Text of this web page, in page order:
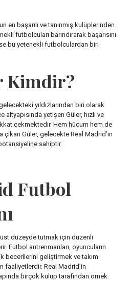
en başarılı ve tanınmış kulüplerinden
futbolcuları barındırarak başarısını
bu yetenekli futbolculardan biri
Kimdir?
yıldızlarından biri olarak
yetişen Güler, hızlı ve
çekmektedir. Hem hücum hem de
Güler, gelecekte Real Madrid’in
sahiptir.
Futbol
düzeyde tutmak için düzenli
Futbol antrenmanları, oyuncuların
becerilerini geliştirmek ve takım
faaliyetlerdir. Real Madrid’in
birçok kulüp tarafından örnek